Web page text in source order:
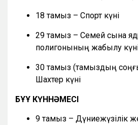
18 тамыз – Спорт күні
29 тамыз – Семей сынақ
полигонының жабылу
30 тамыз (тамыздың
Шахтер күні
БҰҰ КҮННӘМЕСІ
9 тамыз – Дүниежүзілік